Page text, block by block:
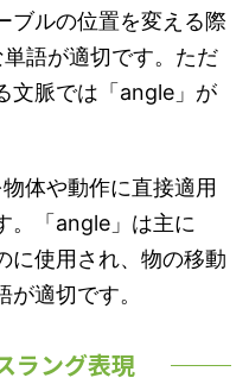
ブルの位置を変える際
語が適切です。ただ
文脈では「angle」が
体や動作に直接適用
。「angle」は主に
に使用され、物の移動
適切です。
ラング表現